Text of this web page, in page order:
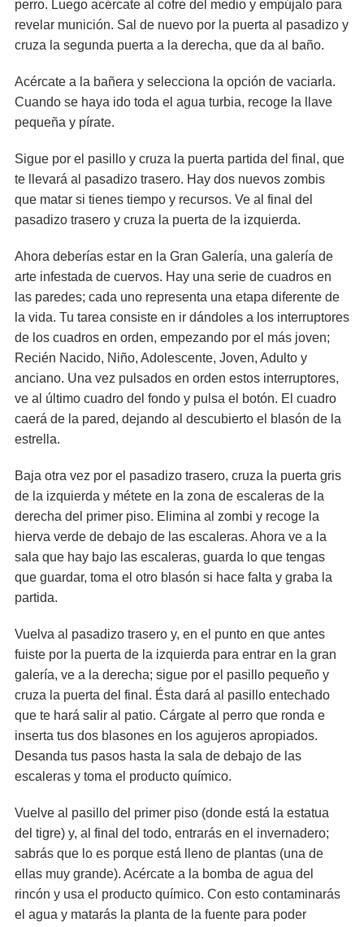
perro. Luego acércate al cofre del medio y empújalo para
revelar munición. Sal de nuevo por la puerta al pasadizo y
cruza la segunda puerta a la derecha, que da al baño.
Acércate a la bañera y selecciona la opción de vaciarla.
Cuando se haya ido toda el agua turbia, recoge la llave
pequeña y pírate.
Sigue por el pasillo y cruza la puerta partida del final, que
te llevará al pasadizo trasero. Hay dos nuevos zombis
que matar si tienes tiempo y recursos. Ve al final del
pasadizo trasero y cruza la puerta de la izquierda.
Ahora deberías estar en la Gran Galería, una galería de
arte infestada de cuervos. Hay una serie de cuadros en
las paredes; cada uno representa una etapa diferente de
la vida. Tu tarea consiste en ir dándoles a los interruptores
de los cuadros en orden, empezando por el más joven;
Recién Nacido, Niño, Adolescente, Joven, Adulto y
anciano. Una vez pulsados en orden estos interruptores,
ve al último cuadro del fondo y pulsa el botón. El cuadro
caerá de la pared, dejando al descubierto el blasón de la
estrella.
Baja otra vez por el pasadizo trasero, cruza la puerta gris
de la izquierda y métete en la zona de escaleras de la
derecha del primer piso. Elimina al zombi y recoge la
hierva verde de debajo de las escaleras. Ahora ve a la
sala que hay bajo las escaleras, guarda lo que tengas
que guardar, toma el otro blasón si hace falta y graba la
partida.
Vuelva al pasadizo trasero y, en el punto en que antes
fuiste por la puerta de la izquierda para entrar en la gran
galería, ve a la derecha; sigue por el pasillo pequeño y
cruza la puerta del final. Ésta dará al pasillo entechado
que te hará salir al patio. Cárgate al perro que ronda e
inserta tus dos blasones en los agujeros apropiados.
Desanda tus pasos hasta la sala de debajo de las
escaleras y toma el producto químico.
Vuelve al pasillo del primer piso (donde está la estatua
del tigre) y, al final del todo, entrarás en el invernadero;
sabrás que lo es porque está lleno de plantas (una de
ellas muy grande). Acércate a la bomba de agua del
rincón y usa el producto químico. Con esto contaminarás
el agua y matarás la planta de la fuente para poder